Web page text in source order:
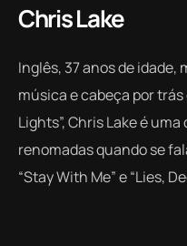
Chris Lake
Inglês, 37 anos de idade,
música e cabeça por trás
Lights”, Chris Lake é
renomadas quando se
“Stay With Me” e “Lies,